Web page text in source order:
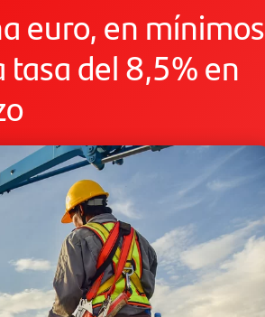
euro, en mínimos
del 8,5% en